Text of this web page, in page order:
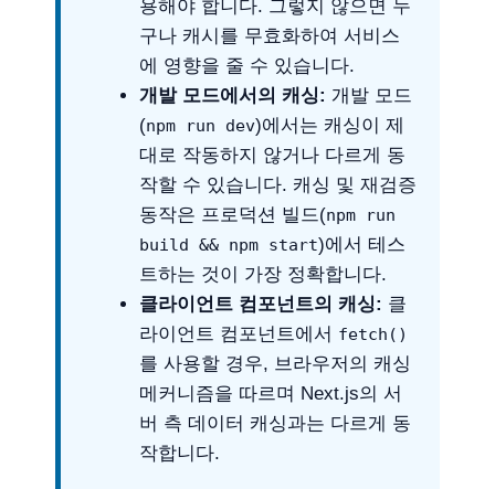
용해야 합니다. 그렇지 않으면 누
구나 캐시를 무효화하여 서비스
에 영향을 줄 수 있습니다.
개발 모드에서의 캐싱: 개발 모드
(npm run dev)에서는 캐싱이 제
대로 작동하지 않거나 다르게 동
작할 수 있습니다. 캐싱 및 재검증
동작은 프로덕션 빌드(npm run
build && npm start)에서 테스
트하는 것이 가장 정확합니다.
클라이언트 컴포넌트의 캐싱: 클
라이언트 컴포넌트에서 fetch()
를 사용할 경우, 브라우저의 캐싱
메커니즘을 따르며 Next.js의 서
버 측 데이터 캐싱과는 다르게 동
작합니다.